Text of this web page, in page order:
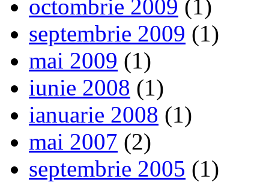
octombrie 2009 (1)
septembrie 2009 (1)
mai 2009 (1)
iunie 2008 (1)
ianuarie 2008 (1)
mai 2007 (2)
septembrie 2005 (1)